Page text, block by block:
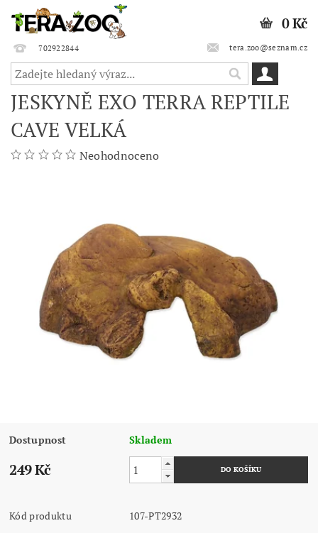
702922844 tera.zoo@seznam.cz
0 Kč
JESKYNĚ EXO TERRA REPTILE
CAVE VELKÁ
Neohodnoceno
Dostupnost Skladem
249 Kč
Kód produktu 107-PT2932